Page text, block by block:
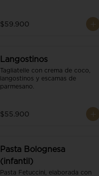
$59.900
Langostinos
Tagliatelle con crema de coco,
langostinos y escamas de
parmesano.
$55.900
Pasta Bolognesa
(infantil)
Pasta Fetuccini, elaborada con